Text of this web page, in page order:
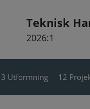
Teknisk
2026:1
3 Utformning 12